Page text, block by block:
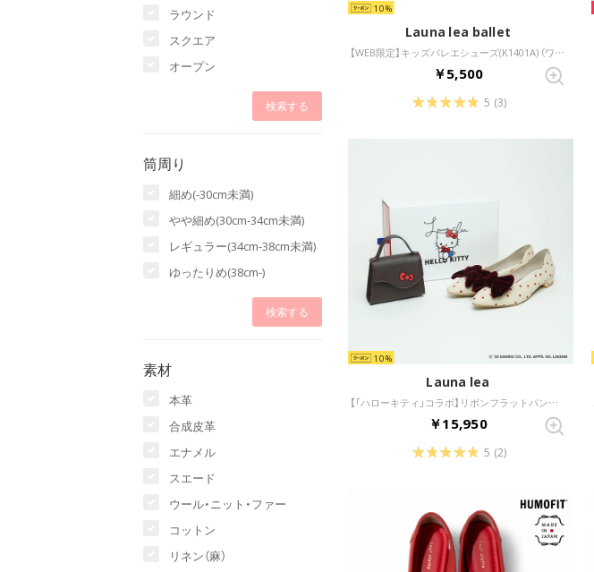
ラウンド
スクエア
オープン
筒周り
細め(-30cm未満)
やや細め(30cm-34cm未満)
レギュラー(34cm-38cm未満)
ゆったりめ(38cm-)
素材
本革
合成皮革
エナメル
スエード
ウール・ニット・ファー
コットン
リネン（麻）
10
Launa lea ballet
【WEB限定】キッズバレエシューズ(K1401A) （ワインE）
￥5,500
5 (3)
10
Launa lea
【「ハローキティ」コラボ】リボンフラットパンプス(0460K) （レッドZ/C）
￥15,950
5 (2)